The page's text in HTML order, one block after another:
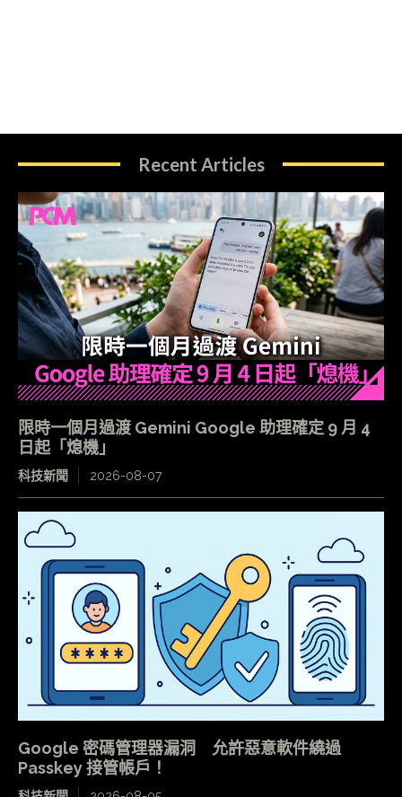
Recent Articles
限時一個月過渡 Gemini Google 助理確定 9 月 4
日起「熄機」
科技新聞 2026-08-07
Google 密碼管理器漏洞 允許惡意軟件繞過
Passkey 接管帳戶！